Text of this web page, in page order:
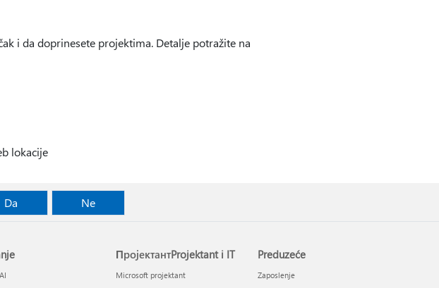
i da doprinesete projektima. Detalje potražite na
lokacije
Da Ne
ПројектантProjektant i IT
Microsoft projektant
Preduzeće
Zaposlenje